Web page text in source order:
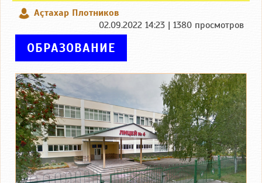
Аçтахар Плотников
02.09.2022 14:23 | 1380 просмотров
ОБРАЗОВАНИЕ